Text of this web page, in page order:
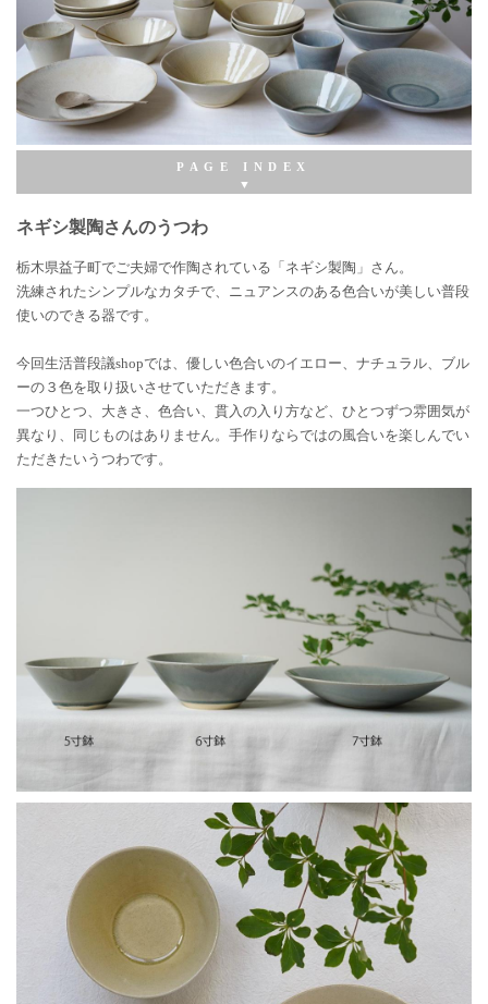
ネギシ製陶さんのうつわ
栃木県益子町でご夫婦で作陶されている「ネギシ製陶」さん。
洗練されたシンプルなカタチで、ニュアンスのある色合いが美しい普段
使いのできる器です。
今回生活普段議shopでは、優しい色合いのイエロー、ナチュラル、ブル
ーの３色を取り扱いさせていただきます。
一つひとつ、大きさ、色合い、貫入の入り方など、ひとつずつ雰囲気が
異なり、同じものはありません。手作りならではの風合いを楽しんでい
ただきたいうつわです。
ネギシ製陶さんのうつわ
ネギシ製陶さんの5寸鉢、6寸鉢、7寸鉢
ネギシ製陶さんのカップ
▼ネギシ製陶さんの作家紹介